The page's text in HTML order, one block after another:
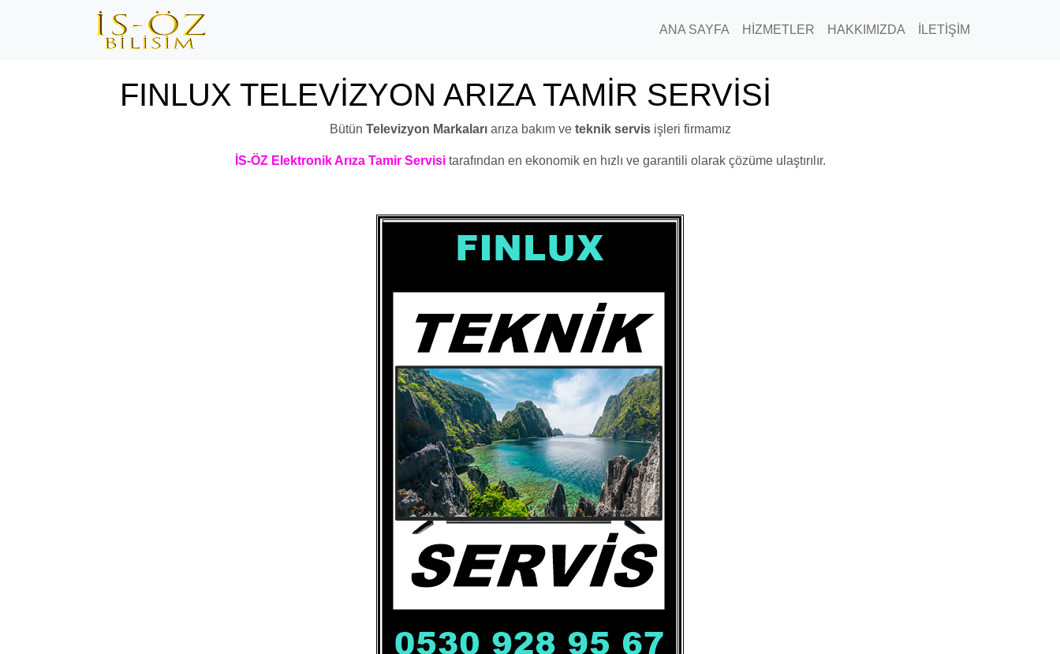
ANA SAYFA HİZMETLER HAKKIMIZDA İLETİŞİM
FINLUX TELEVİZYON ARIZA TAMİR SERVİSİ
Bütün Televizyon Markalarıarıza bakım veteknik servisişleri firmamız
İS-ÖZ Elektronik Arıza Tamir Servisitarafından en ekonomik en hızlı ve garantili olarak çözüme ulaştırılır.